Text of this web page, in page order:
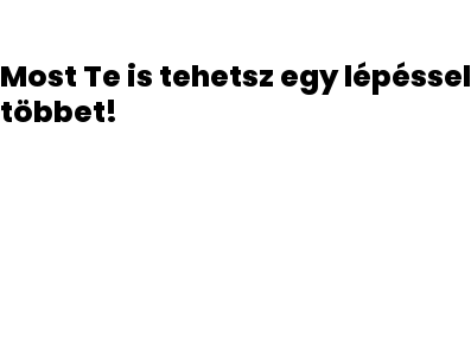
Most Te is tehetsz egy lépéssel
többet!